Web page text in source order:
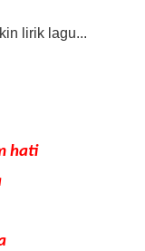
lirik lagu...
hati